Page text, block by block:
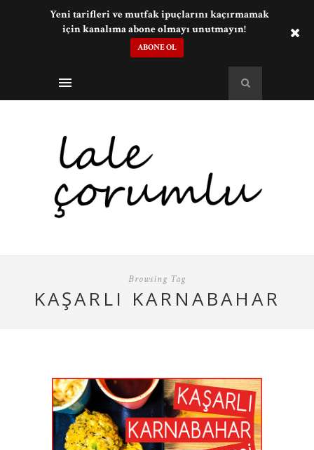
Browsing Tag
KAŞARLI KARNABAHAR
Yeni tarifleri ve mutfak ipuçlarını kaçırmamak
için kanalıma abone olmayı unutmayın!
ABONE OL